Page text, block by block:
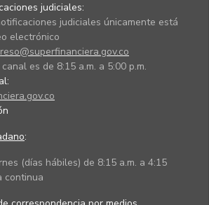
judiciales:
judiciales únicamente está
electrónico
es de 8:15 a.m. a 5:00 p.m.
:
(días hábiles) de 8:15 a.m. a 4:15
continua